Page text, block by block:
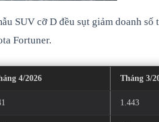
SUV cỡ D đều sụt giảm doanh
Fortuner.
4/2026 Tháng 3/
1.443